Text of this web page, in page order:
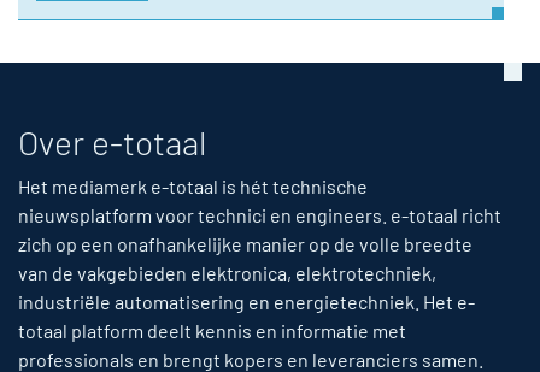
Over e-totaal
Het mediamerk e-totaal is hét technische
nieuwsplatform voor technici en engineers. e-totaal richt
zich op een onafhankelijke manier op de volle breedte
van de vakgebieden elektronica, elektrotechniek,
industriële automatisering en energietechniek. Het e-
totaal platform deelt kennis en informatie met
professionals en brengt kopers en leveranciers samen.